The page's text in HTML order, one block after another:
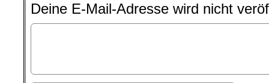
Deine E-Mail-Adresse wird nicht